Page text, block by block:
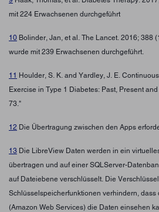
mit 224 Erwachsenen durchgeführt
10 Bolinder, Jan, et al. The Lancet. 2016; 388
wurde mit 239 Erwachsenen durchgeführt.
11 Houlder, S. K. and Yardley, J. E.
Exercise in Type 1 Diabetes: Past, Present
73."
12 Die Übertragung zwischen den Apps
13 Die LibreView Daten werden in ein
übertragen und auf einer SQLServer-
auf Dateiebene verschlüsselt. Die
Schlüsselspeicherfunktionen verhindern,
(Amazon Web Services) die Daten einsehen